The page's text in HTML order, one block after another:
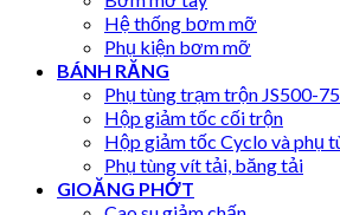
Hệ thống bơm mỡ
Phụ kiện bơm mỡ
BÁNH RĂNG
Phụ tùng trạm trộn JS500-
Hộp giảm tốc cối trộn
Hộp giảm tốc Cyclo và phụ
Phụ tùng vít tải, băng tải
GIOĂNG PHỚT